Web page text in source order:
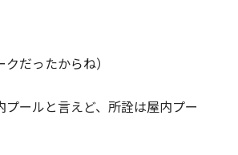
クだったからね）
ールと言えど、所詮は屋内プー